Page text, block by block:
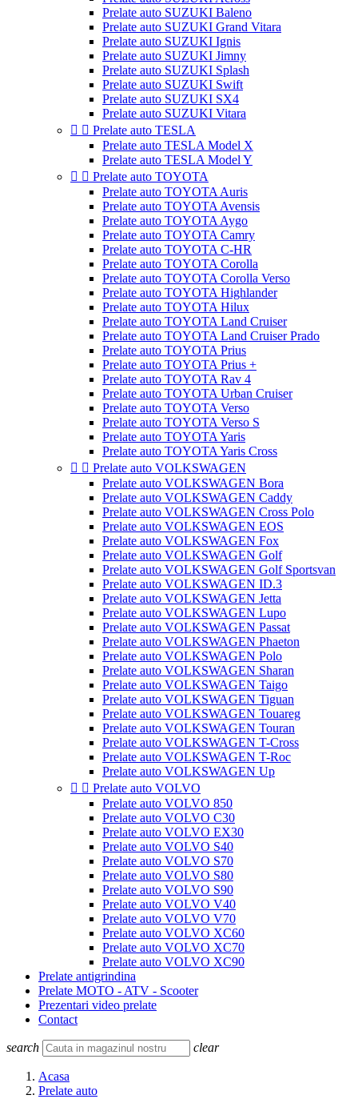
Prelate auto SUZUKI Baleno
Prelate auto SUZUKI Grand Vitara
Prelate auto SUZUKI Ignis
Prelate auto SUZUKI Jimny
Prelate auto SUZUKI Splash
Prelate auto SUZUKI Swift
Prelate auto SUZUKI SX4
Prelate auto SUZUKI Vitara
  Prelate auto TESLA
Prelate auto TESLA Model X
Prelate auto TESLA Model Y
  Prelate auto TOYOTA
Prelate auto TOYOTA Auris
Prelate auto TOYOTA Avensis
Prelate auto TOYOTA Aygo
Prelate auto TOYOTA Camry
Prelate auto TOYOTA C-HR
Prelate auto TOYOTA Corolla
Prelate auto TOYOTA Corolla Verso
Prelate auto TOYOTA Highlander
Prelate auto TOYOTA Hilux
Prelate auto TOYOTA Land Cruiser
Prelate auto TOYOTA Land Cruiser Prado
Prelate auto TOYOTA Prius
Prelate auto TOYOTA Prius +
Prelate auto TOYOTA Rav 4
Prelate auto TOYOTA Urban Cruiser
Prelate auto TOYOTA Verso
Prelate auto TOYOTA Verso S
Prelate auto TOYOTA Yaris
Prelate auto TOYOTA Yaris Cross
  Prelate auto VOLKSWAGEN
Prelate auto VOLKSWAGEN Bora
Prelate auto VOLKSWAGEN Caddy
Prelate auto VOLKSWAGEN Cross Polo
Prelate auto VOLKSWAGEN EOS
Prelate auto VOLKSWAGEN Fox
Prelate auto VOLKSWAGEN Golf
Prelate auto VOLKSWAGEN Golf Sportsvan
Prelate auto VOLKSWAGEN ID.3
Prelate auto VOLKSWAGEN Jetta
Prelate auto VOLKSWAGEN Lupo
Prelate auto VOLKSWAGEN Passat
Prelate auto VOLKSWAGEN Phaeton
Prelate auto VOLKSWAGEN Polo
Prelate auto VOLKSWAGEN Sharan
Prelate auto VOLKSWAGEN Taigo
Prelate auto VOLKSWAGEN Tiguan
Prelate auto VOLKSWAGEN Touareg
Prelate auto VOLKSWAGEN Touran
Prelate auto VOLKSWAGEN T-Cross
Prelate auto VOLKSWAGEN T-Roc
Prelate auto VOLKSWAGEN Up
  Prelate auto VOLVO
Prelate auto VOLVO 850
Prelate auto VOLVO C30
Prelate auto VOLVO EX30
Prelate auto VOLVO S40
Prelate auto VOLVO S70
Prelate auto VOLVO S80
Prelate auto VOLVO S90
Prelate auto VOLVO V40
Prelate auto VOLVO V70
Prelate auto VOLVO XC60
Prelate auto VOLVO XC70
Prelate auto VOLVO XC90
Prelate antigrindina
Prelate MOTO - ATV - Scooter
Prezentari video prelate
Contact
search clear
Acasa
Prelate auto